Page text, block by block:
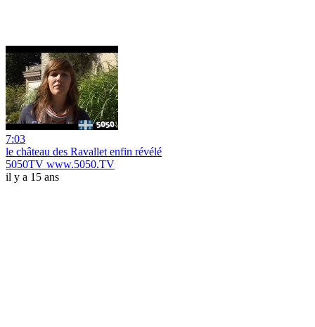
7:03
le château des Ravallet enfin révélé
5050TV www.5050.TV
il y a 15 ans